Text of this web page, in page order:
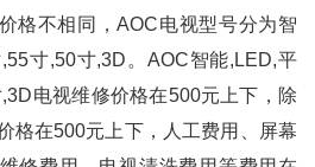
格不相同，AOC电视型号分为智
寸,50寸,3D。AOC智能,LED,平
电视维修价格在500元上下，除
格在500元上下，人工费用、屏幕